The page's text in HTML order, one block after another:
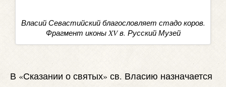
Власий Севастийский благословляет стадо коров.
Фрагмент иконы XV в. Русский Музей
В «Сказании о святых» св. Власию назначается